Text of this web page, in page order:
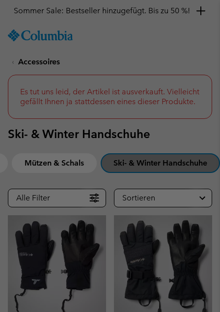
TO
SKIP
NAV
SKIP
TO
SEARCH
Sommer Sale: Bestseller hinzugefügt. Bis zu 50 %!
Accessoires
Es tut uns leid, der Artikel ist ausverkauft. Vielleicht
gefällt Ihnen ja stattdessen eines dieser Produkte.
Ski- & Winter Handschuhe
Mützen & Schals Ski- & Winter Handschuhe
Alle Filter Sortieren